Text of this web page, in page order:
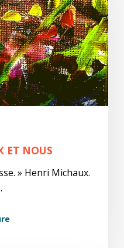
ET NOUS
» Henri Michaux.